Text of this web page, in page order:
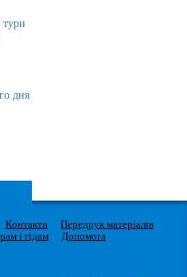
тури
дня
Контакти
Передрук матеріалів
і гідам
Допомога